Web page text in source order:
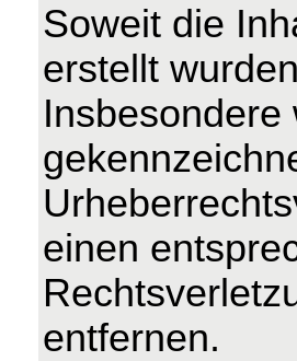
Soweit die
erstellt
einen
entfernen.